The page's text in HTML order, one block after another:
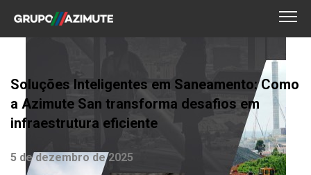
Soluções Inteligentes em Saneamento: Como
a Azimute San transforma desafios em
infraestrutura eficiente
5 de dezembro de 2025